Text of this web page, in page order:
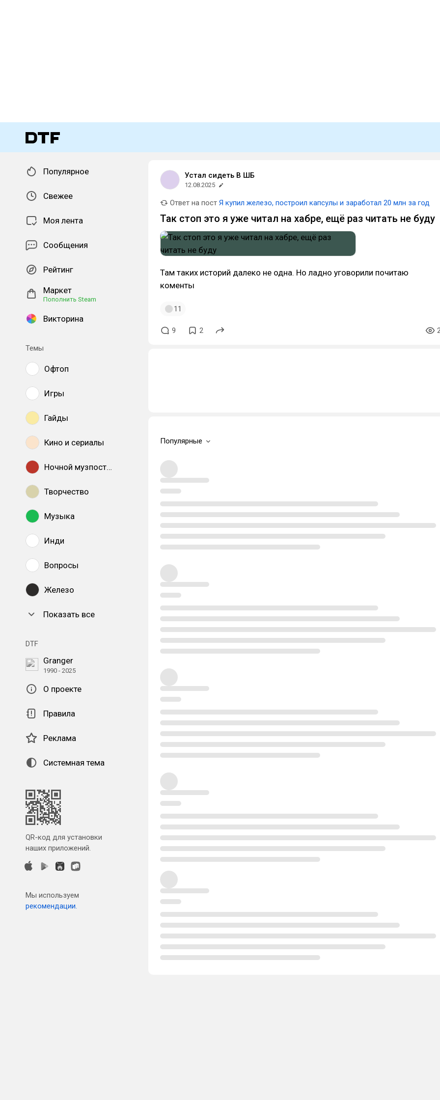
Популярное
Свежее
Моя лента
Сообщения
Рейтинг
Маркет
Пополнить Steam
Викторина
Темы
Офтоп
Игры
Гайды
Кино и сериалы
Ночной музпостинг
Творчество
Музыка
Инди
Вопросы
Железо
Показать все
DTF
Granger
1990 - 2025
О проекте
Правила
Реклама
Системная тема
QR-код для установки
наших приложений.
Мы используем
рекомендации.
Устал сидеть В ШБ
12.08.2025
Ответ на пост Я купил железо, построил капсулы и заработал 20 млн за год
Так стоп это я уже читал на хабре, ещё раз читать не буду
Там таких историй далеко не одна. Но ладно уговорили почитаю
коменты
11
9 2
Популярные